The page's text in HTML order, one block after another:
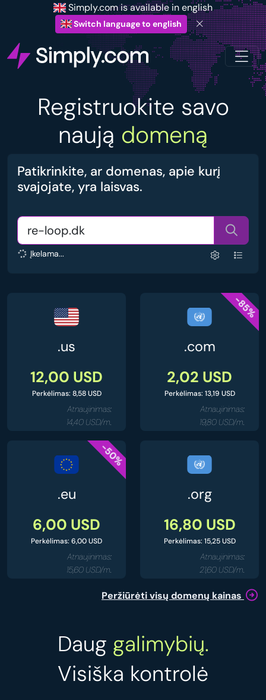
Simply.com is available in english
Switch language to english
Registruokite savo
naują domeną
Patikrinkite, ar domenas, apie kurį
svajojate, yra laisvas.
Įkelama...
.us
12,00 USD
Perkėlimas: 8,58 USD
Atnaujinimas:
14,40 USD/m.
-85%
.com
2,02 USD
Perkėlimas: 13,19 USD
Atnaujinimas:
19,80 USD/m.
-50%
.eu
6,00 USD
Perkėlimas: 6,00 USD
Atnaujinimas:
15,60 USD/m.
.org
16,80 USD
Perkėlimas: 15,25 USD
Atnaujinimas:
21,60 USD/m.
Peržiūrėti visų domenų kainas
Daug galimybių.
Visiška kontrolė